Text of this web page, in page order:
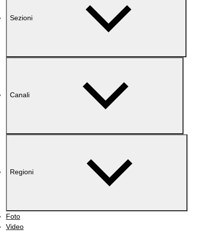
Sezioni
Canali
Regioni
Foto
Video